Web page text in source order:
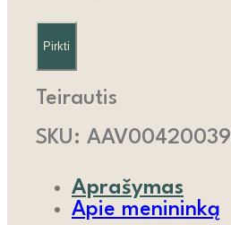
Pirkti
Teirautis
SKU: AAV00420039
Aprašymas
Apie menininką